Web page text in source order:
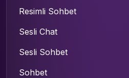
Resimli Sohbet
Sesli Chat
Sesli Sohbet
Sohbet